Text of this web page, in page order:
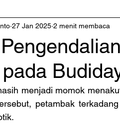
27 Jan 2025 2 menit membaca
menjadi momok
petambak